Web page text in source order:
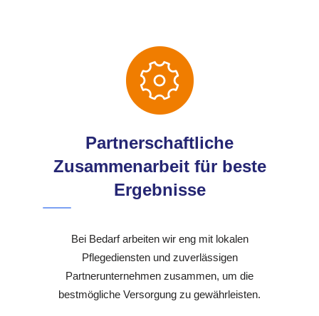
Partnerschaftliche
Zusammenarbeit für beste
Ergebnisse
Bei Bedarf arbeiten wir eng mit lokalen
Pflegediensten und zuverlässigen
Partnerunternehmen zusammen, um die
bestmögliche Versorgung zu gewährleisten.